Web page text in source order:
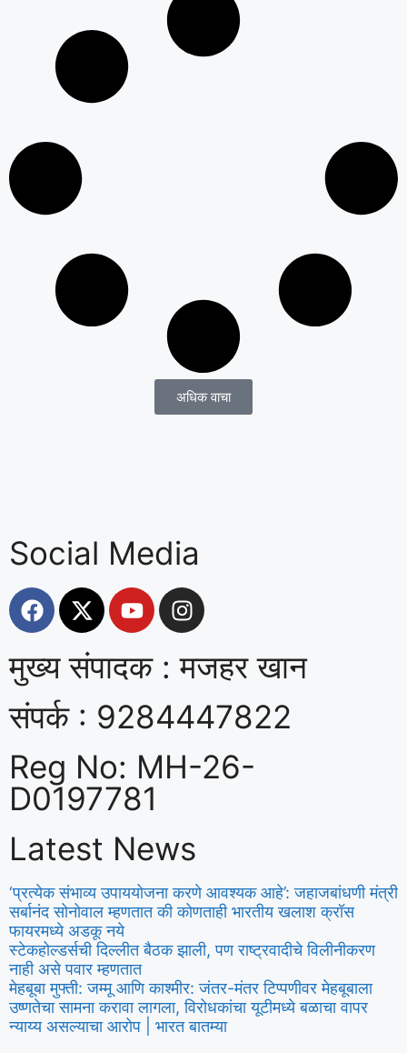
अधिक वाचा
Social Media
मुख्य संपादक : मजहर खान
संपर्क : 9284447822
Reg No: MH-26-
D0197781
Latest News
‘प्रत्येक संभाव्य उपाययोजना करणे आवश्यक आहे’: जहाजबांधणी मंत्री
सर्बानंद सोनोवाल म्हणतात की कोणताही भारतीय खलाश क्रॉस
फायरमध्ये अडकू नये
स्टेकहोल्डर्सची दिल्लीत बैठक झाली, पण राष्ट्रवादीचे विलीनीकरण
नाही असे पवार म्हणतात
मेहबूबा मुफ्ती: जम्मू आणि काश्मीर: जंतर-मंतर टिप्पणीवर मेहबूबाला
उष्णतेचा सामना करावा लागला, विरोधकांचा यूटीमध्ये बळाचा वापर
न्याय्य असल्याचा आरोप | भारत बातम्या